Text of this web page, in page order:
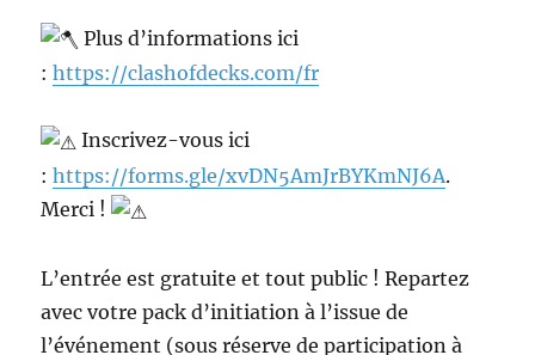
Plus d’informations ici
:https://clashofdecks.com/fr
Inscrivez-vous ici
:https://forms.gle/xvDN5AmJrBYKmNJ6A.
Merci !
L’entrée est gratuite et tout public ! Repartez
avec votre pack d’initiation à l’issue de
l’événement (sous réserve de participation à